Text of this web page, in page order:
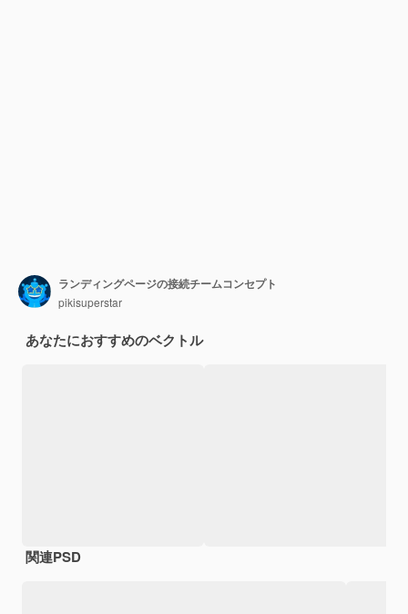
ランディングページの接続チームコンセプト
pikisuperstar
あなたにおすすめのベクトル
関連PSD